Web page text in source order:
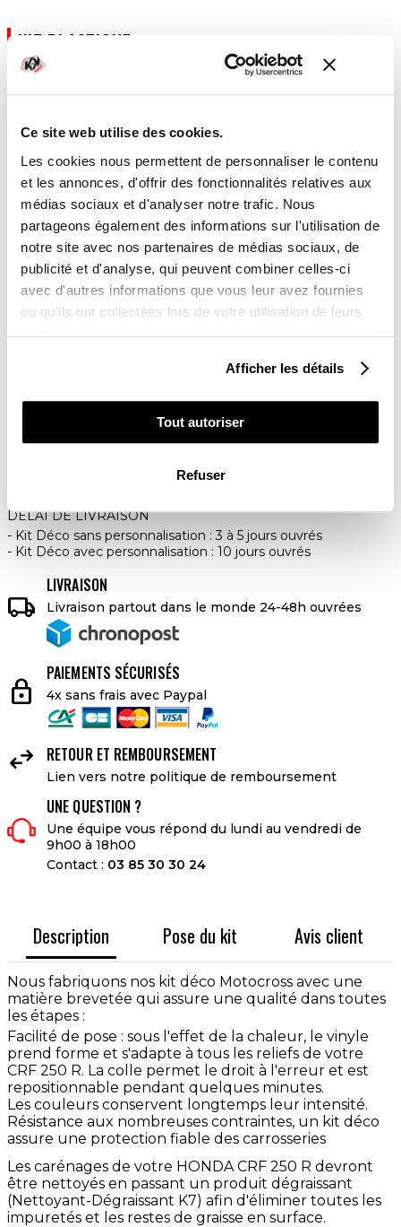
Ce site web utilise des cookies.
Les cookies nous permettent de personnaliser le contenu
et les annonces, d'offrir des fonctionnalités relatives aux
médias sociaux et d'analyser notre trafic. Nous
partageons également des informations sur l'utilisation de
notre site avec nos partenaires de médias sociaux, de
publicité et d'analyse, qui peuvent combiner celles-ci
avec d'autres informations que vous leur avez fournies
ou qu'ils ont collectées lors de votre utilisation de leurs
services.
Afficher les détails
Tout autoriser
Refuser
KIT PLASTIQUE
Kit plastique
Laisses-nous un commentaire si tu souhaites apporter des
précisions sur la personnalisation à effectuer
TOTAL
179,00 €
DELAI DE LIVRAISON
Kit Déco sans personnalisation : 3 à 5 jours ouvrés
Kit Déco avec personnalisation : 10 jours ouvrés

LIVRAISON
Livraison partout dans le monde 24-48h ouvrées
lock
PAIEMENTS SÉCURISÉS
4x sans frais avec Paypal
 RETOUR ET REMBOURSEMENT
Lien vers notre politique de remboursement
UNE QUESTION ?
Une équipe vous répond du lundi au vendredi de
9h00 à 18h00
Contact : 03 85 30 30 24
Description Pose du kit Avis client
Nous fabriquons nos kit déco Motocross avec une
matière brevetée qui assure une qualité dans toutes
les étapes :
Facilité de pose : sous l'effet de la chaleur, le vinyle
prend forme et s'adapte à tous les reliefs de votre
CRF 250 R. La colle permet le droit à l'erreur et est
repositionnable pendant quelques minutes.
Les couleurs conservent longtemps leur intensité.
Résistance aux nombreuses contraintes, un kit déco
assure une protection fiable des carrosseries
Les carénages de votre HONDA CRF 250 R devront
être nettoyés en passant un produit dégraissant
(Nettoyant-Dégraissant K7) afin d'éliminer toutes les
impuretés et les restes de graisse en surface.